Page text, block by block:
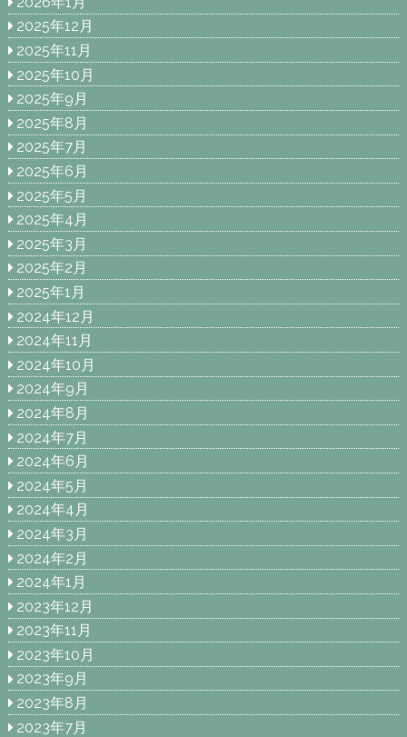
2025年12月
2025年11月
2025年10月
2025年9月
2025年8月
2025年7月
2025年6月
2025年5月
2025年4月
2025年3月
2025年2月
2025年1月
2024年12月
2024年11月
2024年10月
2024年9月
2024年8月
2024年7月
2024年6月
2024年5月
2024年4月
2024年3月
2024年2月
2024年1月
2023年12月
2023年11月
2023年10月
2023年9月
2023年8月
2023年7月